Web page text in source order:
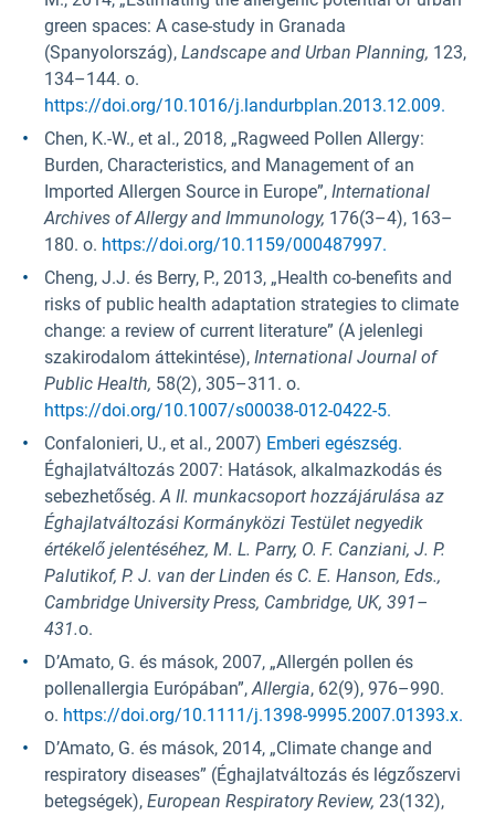
green spaces: A case-study in Granada
(Spanyolország), Landscape and Urban Planning, 123,
134–144. o.
https://doi.org/10.1016/j.landurbplan.2013.12.009.
Chen, K.-W., et al., 2018, „Ragweed Pollen Allergy:
Burden, Characteristics, and Management of an
Imported Allergen Source in Europe”, International
Archives of Allergy and Immunology, 176(3–4), 163–
180. o. https://doi.org/10.1159/000487997.
Cheng, J.J. és Berry, P., 2013, „Health co-benefits and
risks of public health adaptation strategies to climate
change: a review of current literature” (A jelenlegi
szakirodalom áttekintése), International Journal of
Public Health, 58(2), 305–311. o.
https://doi.org/10.1007/s00038-012-0422-5.
Confalonieri, U., et al., 2007) Emberi egészség.
Éghajlatváltozás 2007: Hatások, alkalmazkodás és
sebezhetőség. A II. munkacsoport hozzájárulása az
Éghajlatváltozási Kormányközi Testület negyedik
értékelő jelentéséhez, M. L. Parry, O. F. Canziani, J. P.
Palutikof, P. J. van der Linden és C. E. Hanson, Eds.,
Cambridge University Press, Cambridge, UK, 391–
431.o.
D’Amato, G. és mások, 2007, „Allergén pollen és
pollenallergia Európában”, Allergia, 62(9), 976–990.
o. https://doi.org/10.1111/j.1398-9995.2007.01393.x.
D’Amato, G. és mások, 2014, „Climate change and
respiratory diseases” (Éghajlatváltozás és légzőszervi
betegségek), European Respiratory Review, 23(132),